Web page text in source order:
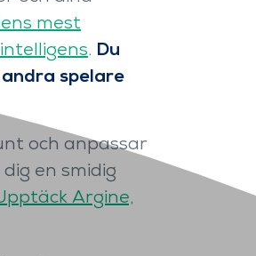
mest
. Du
spelare
och anpassar
en smidig
Argine,